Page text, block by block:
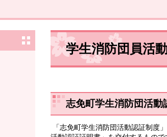
学生消防団員活
志免町学生消防団活動
「志免町学生消防団活動認証制度